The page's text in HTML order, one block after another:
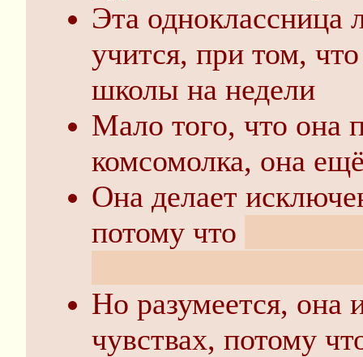
Эта одноклассница
учится, при том,
школы на недели
Мало того, что она
комсомолка, она
Она делает
потому что
Но разумеется, она
чувствах, потому